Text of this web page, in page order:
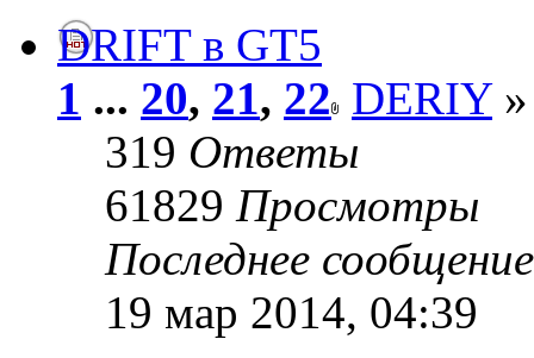
DRIFT в GT5
1 ... 20, 21, 22 DERIY»
319 Ответы
61829 Просмотры
Последнее
19 мар 2014, 04:39